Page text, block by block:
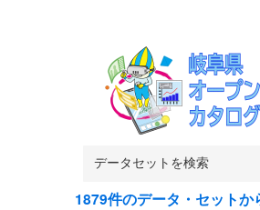
1879件のデータ・セットか